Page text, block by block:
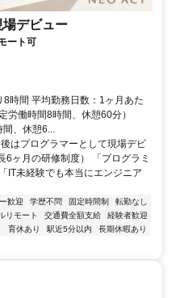
デビュー
ート可
時間 平均勤務日数：1ヶ月あた
働時間8時間、休憩60分）
、休憩6...
はプログラマーとして現場デビ
6ヶ月の研修制度） 「プログラミ
IT未経験でも本当にエンジニア
歓迎 学歴不問 固定時間制
転勤なし
リモート 交通費全額支給
経験者歓迎
育休あり 駅近5分以内
長期休暇あり